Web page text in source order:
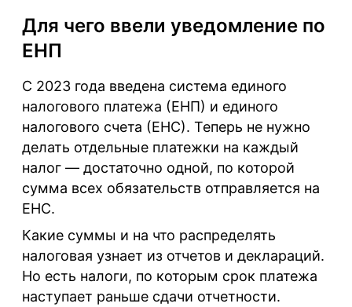
Для чего ввели уведомление по
ЕНП
С 2023 года введена система единого
налогового платежа (ЕНП) и единого
налогового счета (ЕНС). Теперь не нужно
делать отдельные платежки на каждый
налог — достаточно одной, по которой
сумма всех обязательств отправляется на
ЕНС.
Какие суммы и на что распределять
налоговая узнает из отчетов и деклараций.
Но есть налоги, по которым срок платежа
наступает раньше сдачи отчетности.